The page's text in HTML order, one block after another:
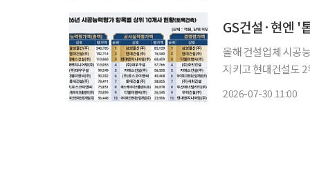
GS건설·현엔 '
올해 건설업체 시공
지키고 현대건설도
2026-07-30 11:00